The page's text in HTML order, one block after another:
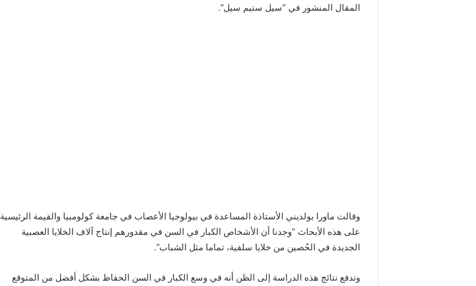
المقال المنشور في “سيل ستيم سيل”.
وقالت ماورا بولديني الأستاذة المساعدة في بيولوجيا الأعصاب في جامعة كولومبيا والقيمة الرئيسية
على هذه الأبحاث “وجدنا أن الأشخاص الكبار في السن في مقدورهم إنتاج آلاف الخلايا العصبية
الجديدة في الحُصين من خلايا سلفية، تماما مثل الشباب”.
وتدفع نتائج هذه الدراسة إلى الظن أنه في وسع الكبار في السن الحفاظ بشكل أفضل من المتوقع